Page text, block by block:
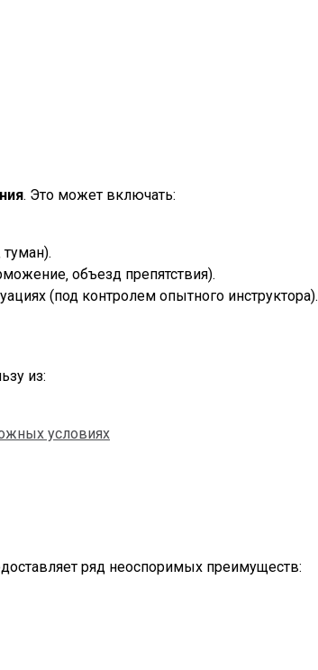
. Это может включать:
туман).
объезд препятствия).
(под контролем опытного инструктора).
из:
условиях
ряд неоспоримых преимуществ: